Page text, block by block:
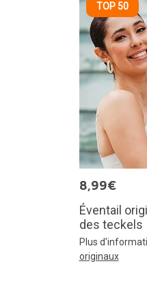
TOP 50
8,99€
Éventail
des teckels
Plus
originaux